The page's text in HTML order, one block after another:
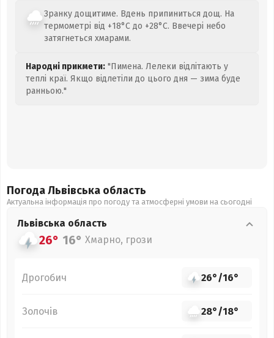
Зранку дощитиме. Вдень припиниться дощ. На
термометрі від +18°C до +28°C. Ввечері небо
затягнеться хмарами.
Народні прикмети: "Пимена. Лелеки відлітають у
теплі краї. Якщо відлетіли до цього дня — зима буде
ранньою."
Погода Львівська область
Актуальна інформація про погоду та атмосферні умови на сьогодні
Львівська область
26° 16° Хмарно, грози
Дрогобич 26°/16°
Золочів 28°/18°